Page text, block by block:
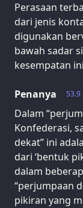
Perasaan
dari jenis
digunakan
bawah sadar
kesempatan
53.9
Penanya
Dalam
Konfederasi,
dekat” ini
dari ‘bentuk
dalam
“perjumpaan
pikiran yang